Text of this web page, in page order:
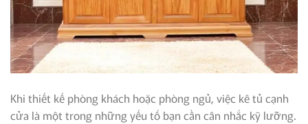
Khi thiết kế phòng khách hoặc phòng ngủ, việc kê tủ cạnh
cửa là một trong những yếu tố bạn cần cân nhắc kỹ lưỡng.